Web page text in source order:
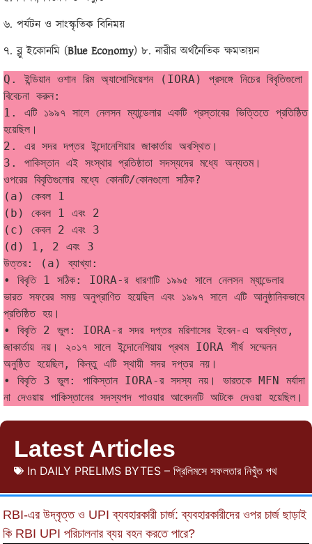
৬. পর্যটন ও সাংস্কৃতিক বিনিময়
৭. ব্লু ইকোনমি (Blue Economy) ৮. নারীর অর্থনৈতিক ক্ষমতায়ন
Q. ইন্ডিয়ান ওশান রিম অ্যাসোসিয়েশন (IORA) প্রসঙ্গে নিচের বিবৃতিগুলো
বিবেচনা করুন:
1. এটি ১৯৯৭ সালে নেলসন ম্যান্ডেলার একটি প্রস্তাবের ভিত্তিতে প্রতিষ্ঠিত
হয়েছিল।
2. এর সদর দপ্তর ইন্দোনেশিয়ার জাকার্তায় অবস্থিত।
3. পাকিস্তান এই সংস্থার প্রতিষ্ঠাতা সদস্যদের মধ্যে অন্যতম।
ওপরের বিবৃতিগুলোর মধ্যে কোনটি/কোনগুলো সঠিক?
(a) কেবল 1
(b) কেবল 1 এবং 2
(c) কেবল 2 এবং 3
(d) 1, 2 এবং 3
উত্তর: (a) ব্যাখ্যা:
• বিবৃতি 1 সঠিক: IORA-র ধারণাটি ১৯৯৫ সালে নেলসন ম্যান্ডেলার
ভারত সফরের সময় অনুপ্রাণিত হয়েছিল এবং ১৯৯৭ সালে এটি আনুষ্ঠানিকভাবে
প্রতিষ্ঠিত হয়।
• বিবৃতি 2 ভুল: IORA-র সদর দপ্তর মরিশাসের ইবেন-এ অবস্থিত,
জাকার্তায় নয়। ২০১৭ সালে ইন্দোনেশিয়ায় প্রথম IORA শীর্ষ সম্মেলন
অনুষ্ঠিত হয়েছিল, কিন্তু এটি স্থায়ী সদর দপ্তর নয়।
• বিবৃতি 3 ভুল: পাকিস্তান IORA-র সদস্য নয়। ভারতকে MFN মর্যাদা
না দেওয়ায় পাকিস্তানের সদস্যপদ পাওয়ার আবেদনটি আটকে দেওয়া হয়েছিল।
Latest Articles
In DAILY PRELIMS BYTES – প্রিলিমসে সফলতার নিখুঁত পথ
RBI-এর উদ্বৃত্ত ও UPI ব্যবহারকারী চার্জ: ব্যবহারকারীদের ওপর চার্জ ছাড়াই
কি RBI UPI পরিচালনার ব্যয় বহন করতে পারে?